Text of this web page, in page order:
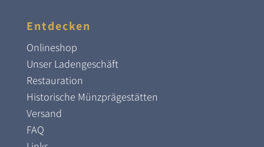
Entdecken
Onlineshop
Unser Ladengeschäft
Restauration
Historische Münzprägestätten
Versand
FAQ